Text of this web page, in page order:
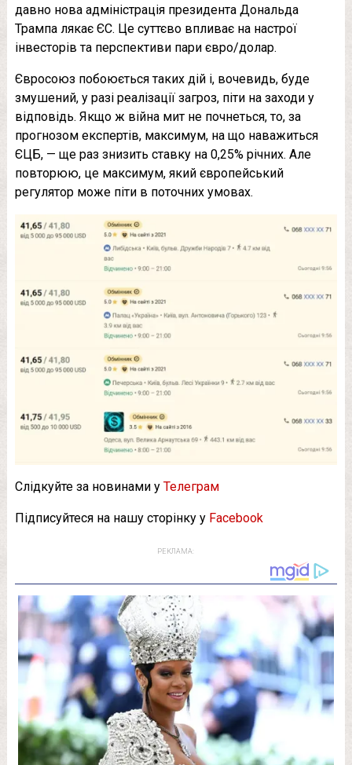
давно нова адміністрація президента Дональда
Трампа лякає ЄС. Це суттєво впливає на настрої
інвесторів та перспективи пари євро/долар.
Євросоюз побоюється таких дій і, вочевидь, буде
змушений, у разі реалізації загроз, піти на заходи у
відповідь. Якщо ж війна мит не почнеться, то, за
прогнозом експертів, максимум, на що наважиться
ЄЦБ, — ще раз знизить ставку на 0,25% річних. Але
повторюю, це максимум, який європейський
регулятор може піти в поточних умовах.
Слідкуйте за новинами у Телеграм
Підписуйтеся на нашу сторінку у Facebook
РЕКЛАМА: